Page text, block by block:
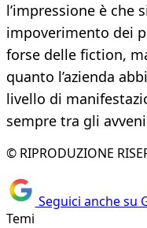
l’impressione è che
impoverimento dei
forse delle fiction,
quanto l’azienda
livello di
sempre tra gli
© RIPRODUZIONE
Seguici anche su
Temi